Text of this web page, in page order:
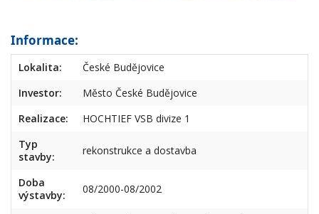
Informace:
Lokalita:
České Budějovice
Investor:
Město České Budějovice
Realizace:
HOCHTIEF VSB divize 1
Typ
stavby:
rekonstrukce a dostavba
Doba
výstavby:
08/2000-08/2002